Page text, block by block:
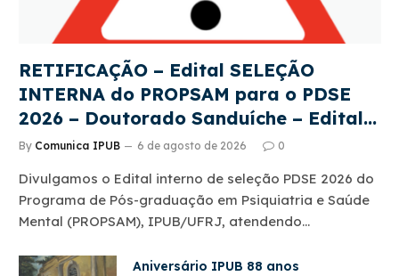
RETIFICAÇÃO – Edital SELEÇÃO
INTERNA do PROPSAM para o PDSE
2026 – Doutorado Sanduíche – Edital
CAPES 22/2026
By Comunica IPUB 6 de agosto de 2026 0
Divulgamos o Edital interno de seleção PDSE 2026 do
Programa de Pós-graduação em Psiquiatria e Saúde
Mental (PROPSAM), IPUB/UFRJ, atendendo…
Aniversário IPUB 88 anos